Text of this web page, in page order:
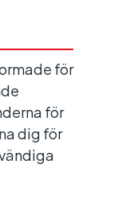
för
för
dig för